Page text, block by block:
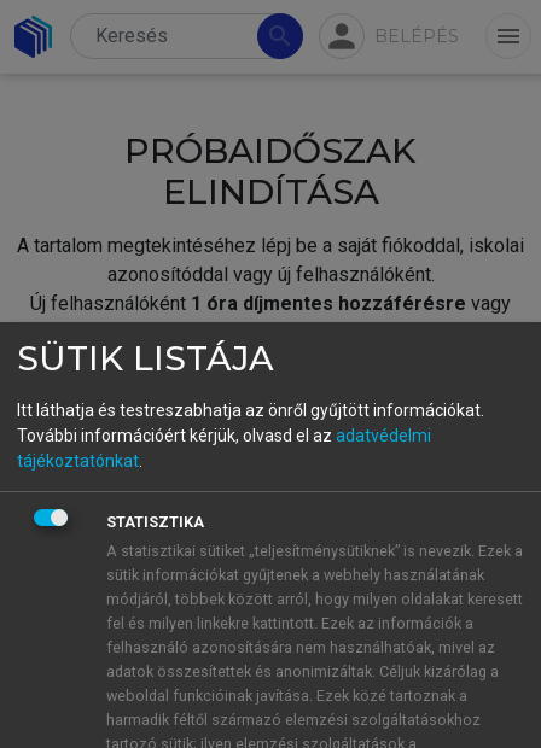
search person BELÉPÉS menu
PRÓBAIDŐSZAK
ELINDÍTÁSA
A tartalom megtekintéséhez lépj be a saját fiókoddal, iskolai
azonosítóddal vagy új felhasználóként.
Új felhasználóként 1 óra díjmentes hozzáférésre vagy
fiókoddal,vagy hozz létre új fiókot.
A regisztráció után apróbaidőszakautomatikusan
BELÉPÉS SAJÁT FIÓKKAL
ÚJ FIÓK LÉTREHOZÁSA
1 óra díjmentes hozzáférés
E-MAIL-CÍM
SÜTIK LISTÁJA
Itt láthatja és testreszabhatja az önről gyűjtött információkat.
További információért kérjük, olvasd el az adatvédelmi
tájékoztatónkat
STATISZTIKA
A statisztikai sütiket „teljesítménysütiknek” is nevezik. Ezek a
sütik információkat gyűjtenek a webhely használatának
módjáról, többek között arról, hogy milyen oldalakat keresett
fel és milyen linkekre kattintott. Ezek az információk a
felhasználó azonosítására nem használhatóak, mivel az
adatok összesítettek és anonimizáltak. Céljuk kizárólag a
weboldal funkcióinak javítása. Ezek közé tartoznak a
harmadik féltől származó elemzési szolgáltatásokhoz
tartozó sütik; ilyen elemzési szolgáltatások a